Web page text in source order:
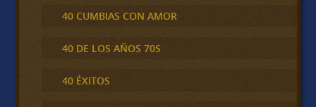
40 CUMBIAS CON AMOR
40 DE LOS AÑOS 70S
40 ÉXITOS